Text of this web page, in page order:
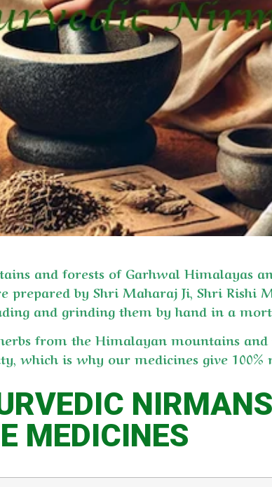
and forests of Garhwal Himalayas
prepared by Shri Maharaj Ji, Shri Rishi
and grinding them by hand in a
from the Himalayan mountains
which is why our medicines give 100%
MEDICINES